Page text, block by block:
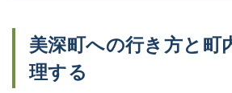
美深町への行き方と町
理する